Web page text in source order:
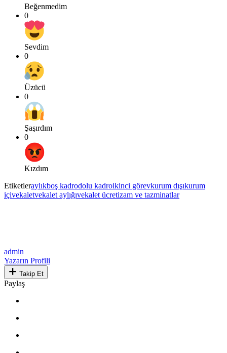
Beğenmedim
0
Sevdim
0
Üzücü
0
Şaşırdım
0
Kızdım
Etiketleraylıkboş kadrodolu kadroikinci görevkurum dışıkurum
içivekaletvekalet aylığıvekalet ücretizam ve tazminatlar
admin
Yazarın Profili
Takip Et
Paylaş